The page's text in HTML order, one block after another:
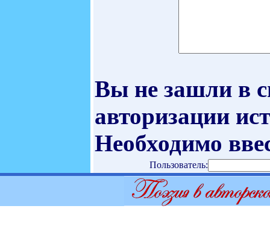
Вы не зашли в
авторизации
Необходимо
Пользователь: